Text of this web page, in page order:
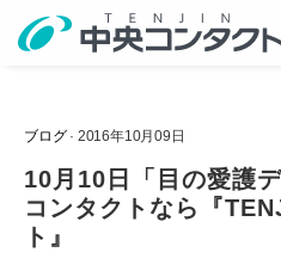
ブログ· 2016年10月09日
10月10日「目の愛護
コンタクトなら『
ト』